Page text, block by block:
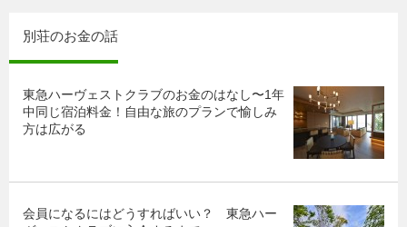
別荘のお金の話
東急ハーヴェストクラブのお金のはなし〜1年
中同じ宿泊料金！自由な旅のプランで愉しみ
方は広がる
会員になるにはどうすればいい？ 東急ハー